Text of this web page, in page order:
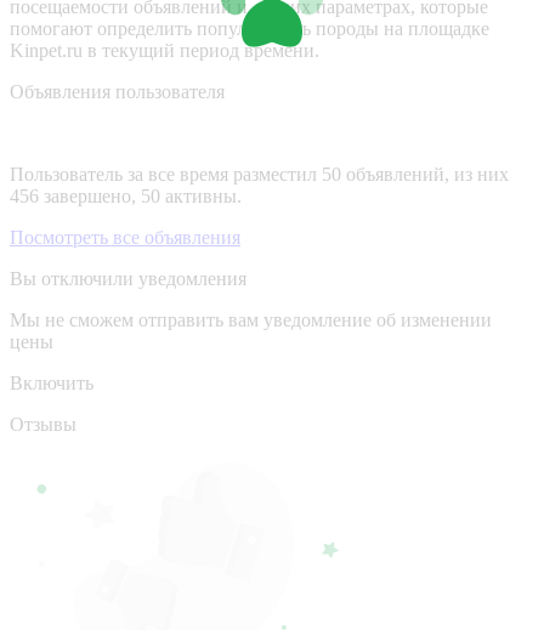
посещаемости объявлений и других параметрах, которые
помогают определить популярность породы на площадке
Kinpet.ru в текущий период времени.
Объявления пользователя
Пользователь за все время разместил 50 объявлений, из них
456 завершено, 50 активны.
Посмотреть все объявления
Вы отключили уведомления
Мы не сможем отправить вам уведомление об изменении
цены
Включить
Отзывы